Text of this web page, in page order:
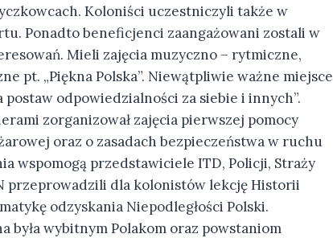
Koloniści uczestniczyli także w
Ponadto beneficjenci zaangażowani zostali w
Mieli zajęcia muzyczno – rytmiczne,
pt. „Piękna Polska”. Niewątpliwie ważne miejsce
postaw odpowiedzialności za siebie i innych”.
zorganizował zajęcia pierwszej pomocy
oraz o zasadach bezpieczeństwa w ruchu
wspomogą przedstawiciele ITD, Policji, Straży
przeprowadzili dla kolonistów lekcję Historii
odzyskania Niepodległości Polski.
była wybitnym Polakom oraz powstaniom